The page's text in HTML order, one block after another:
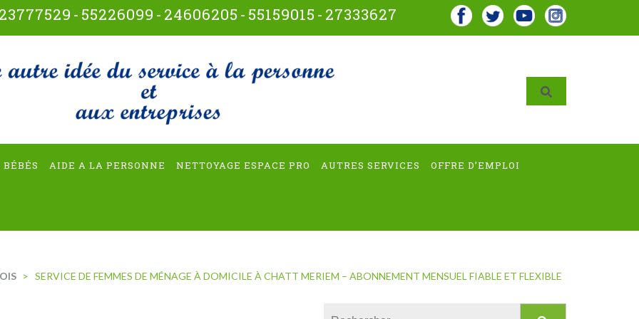
23777529 - 55226099 - 24606205 - 55159015 - 27333627
multiservices
BÉBÉS AIDE A LA PERSONNE NETTOYAGE ESPACE PRO AUTRES SERVICES OFFRE D’EMPLOI
> SERVICE DE FEMMES DE MÉNAGE À DOMICILE À CHATT MERIEM – ABONNEMENT MENSUEL FIABLE ET FLEXIBLE
Rechercher :